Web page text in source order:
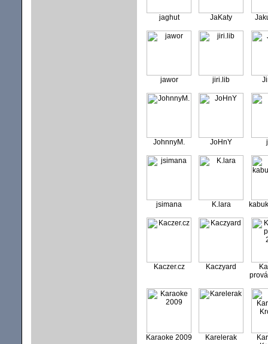
jaghut JaKaty
jawor jiri.lib
JohnnyM. JoHnY
jsimana K.lara
Kaczer.cz Kaczyard
Karaoke 2009 Karelerak